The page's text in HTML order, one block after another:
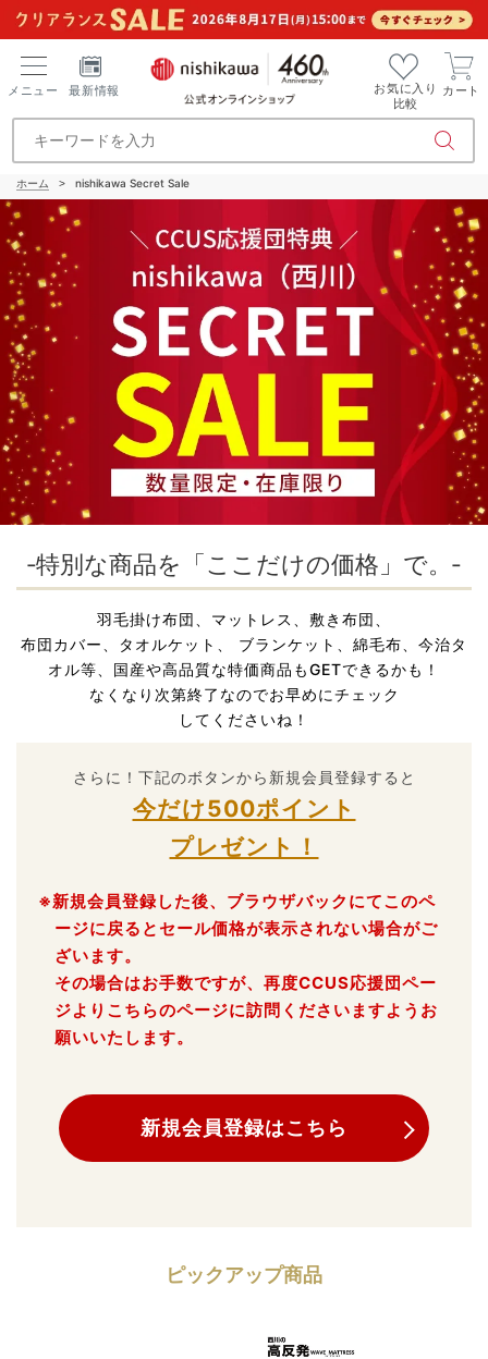
メニュー 最新情報
お気に入り
比較
カート
ホーム nishikawa Secret Sale
‐特別な商品を「ここだけの価格」で。‐
羽毛掛け布団、マットレス、敷き布団、
布団カバー、タオルケット、
ブランケット、綿毛布、今治タ
オル等、国産や高品質な特価商品もGETできるかも！
なくなり次第終了なのでお早めにチェック
してくださいね！
さらに！下記のボタンから新規会員登録すると
今だけ500ポイント
プレゼント！
※新規会員登録した後、ブラウザバックにてこのペ
ージに戻るとセール価格が表示されない場合がご
ざいます。
その場合はお手数ですが、再度CCUS応援団ペー
ジよりこちらのページに訪問くださいますようお
願いいたします。
新規会員登録はこちら
ピックアップ商品